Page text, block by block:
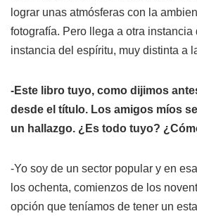
lograr unas atmósferas con la
fotografía. Pero llega a otra instancia
instancia del espíritu, muy distinta a
-Este libro tuyo, como dijimos
desde el título. Los amigos míos
un hallazgo. ¿Es todo tuyo?
-Yo soy de un sector popular y en
los ochenta, comienzos de los
opción que teníamos de tener un